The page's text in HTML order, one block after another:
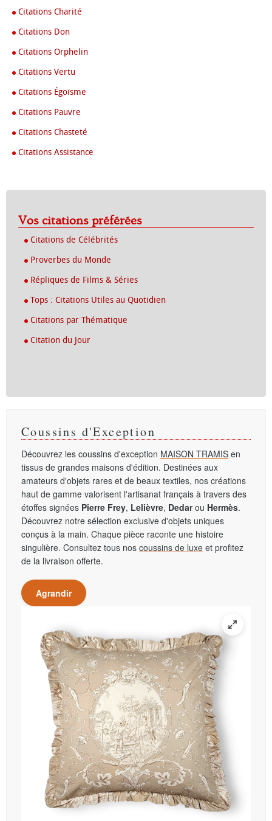
Citations Charité
Citations Don
Citations Orphelin
Citations Vertu
Citations Égoïsme
Citations Pauvre
Citations Chasteté
Citations Assistance
Vos citations préférées
Citations de Célébrités
Proverbes du Monde
Répliques de Films & Séries
Tops : Citations Utiles au Quotidien
Citations par Thématique
Citation du Jour
Coussins d'Exception
Découvrez les coussins d'exception MAISON TRAMIS en
tissus de grandes maisons d'édition. Destinées aux
amateurs d'objets rares et de beaux textiles, nos créations
haut de gamme valorisent l'artisanat français à travers des
étoffes signées Pierre Frey, Lelièvre, Dedarou Hermès.
Découvrez notre sélection exclusive d'objets uniques
conçus à la main. Chaque pièce raconte une histoire
singulière. Consultez tous nos coussins de luxe et profitez
de la livraison offerte.
Agrandir